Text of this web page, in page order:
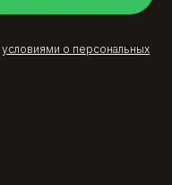
условиями о персональных